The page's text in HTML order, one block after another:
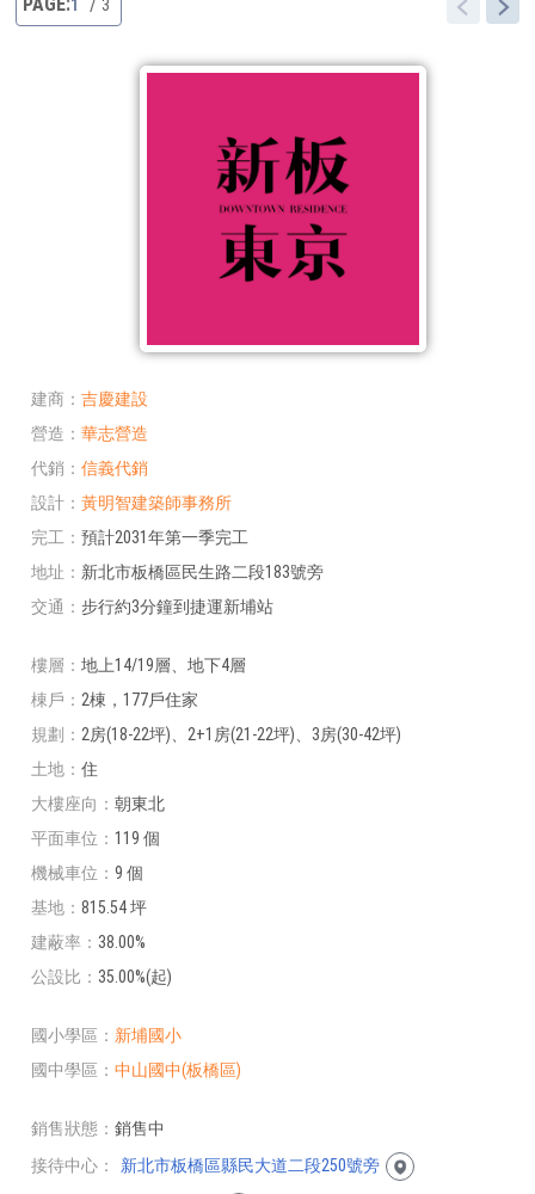
建商
吉慶建設
營造
華志營造
代銷
信義代銷
設計
黃明智建築師事務所
完工
預計2031年第一季完工
地址
新北市板橋區民生路二段183號旁
交通
步行約3分鐘到捷運新埔站
樓層
地上14/19層、地下4層
棟戶
2棟，177戶住家
規劃
2房(18-22坪)、2+1房(21-22坪)、3房(30-42坪)
土地
住
大樓座向
朝東北
平面車位
119 個
機械車位
9 個
基地
815.54 坪
建蔽率
38.00%
公設比
35.00%(起)
國小學區
新埔國小
國中學區
中山國中(板橋區)
銷售狀態
銷售中
接待中心
新北市板橋區縣民大道二段250號旁
1 3